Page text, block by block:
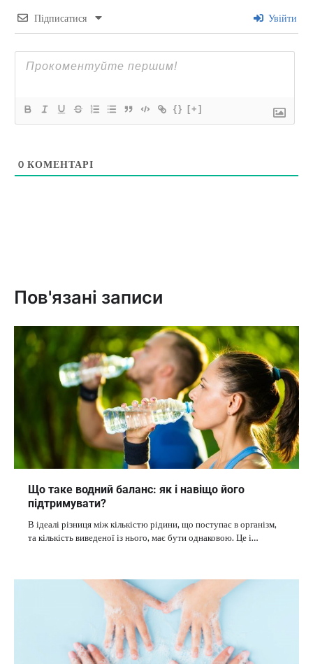
Підписатися Увійти
{} [+]
0 КОМЕНТАРІ
Пов'язані записи
Що таке водний баланс: як і навіщо його
підтримувати?
В ідеалі різниця між кількістю рідини, що поступає в організм,
та кількість виведеної із нього, має бути однаковою. Це і…